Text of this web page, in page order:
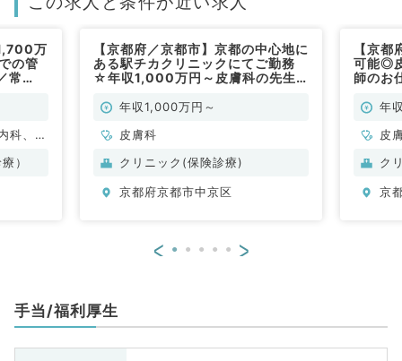
万
の管
常
科、外
皮膚
）
【京都府／京都市】京都の中心地に
ある駅チカクリニックにてご勤務
☆年収1,000万円～皮膚科の先生
膚科／常勤）
年収1,000万円～
皮膚科
クリニック(保険診療)
京都府京都市中京区
【京
可能◎
師のお
年
皮
ク
京
< >
手当/福利厚生